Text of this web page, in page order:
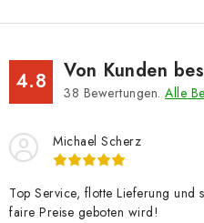
4.8 Von Kunden
38 Bewertungen. Alle
Michael Scherz
Top Service, flotte Lieferung
faire Preise geboten wird!